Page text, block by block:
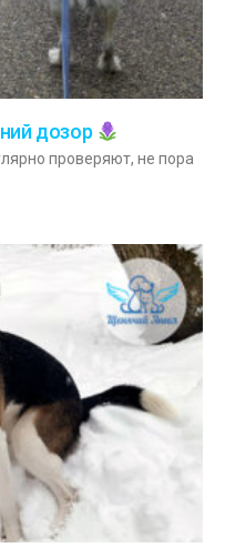
дозор
проверяют, не пора